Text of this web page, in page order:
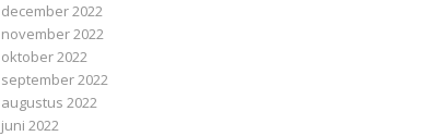
december 2022
november 2022
oktober 2022
september 2022
augustus 2022
juni 2022